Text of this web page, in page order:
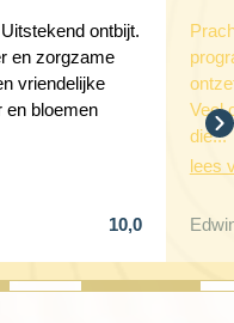
ontbijt.
en zorgzame
vriendelijke
en bloemen
10,0
Veel
die...
lees